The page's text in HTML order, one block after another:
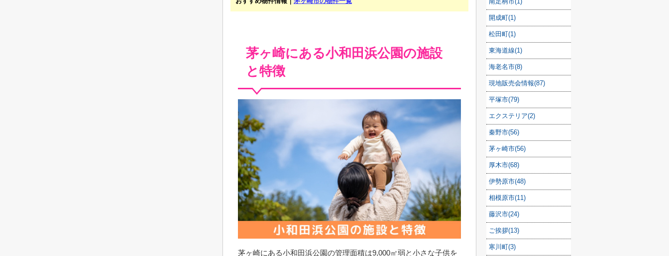
茅ヶ崎にある小和田浜公園の施設
と特徴
茅ヶ崎にある小和田浜公園の管理面積は9,000㎡弱と小さな子供を
開成町(1)
松田町(1)
東海道線(1)
海老名市(8)
現地販売会情報(87)
平塚市(79)
エクステリア(2)
秦野市(56)
茅ヶ崎市(56)
厚木市(68)
伊勢原市(48)
相模原市(11)
藤沢市(24)
ご挨拶(13)
寒川町(3)